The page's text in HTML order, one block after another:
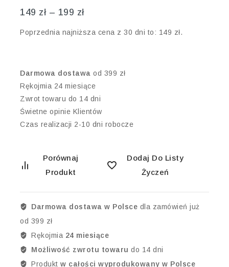
149 zł – 199 zł
Poprzednia najniższa cena z 30 dni to: 149 zł.
Darmowa dostawa od 399 zł
Rękojmia 24 miesiące
Zwrot towaru do 14 dni
Świetne opinie Klientów
Czas realizacji 2-10 dni robocze
Porównaj
Produkt
Dodaj Do Listy
Życzeń
Darmowa dostawa w Polsce dla zamówień już
od 399 zł
Rękojmia 24 miesiące
Możliwość zwrotu towaru do 14 dni
Produkt w całości wyprodukowany w Polsce